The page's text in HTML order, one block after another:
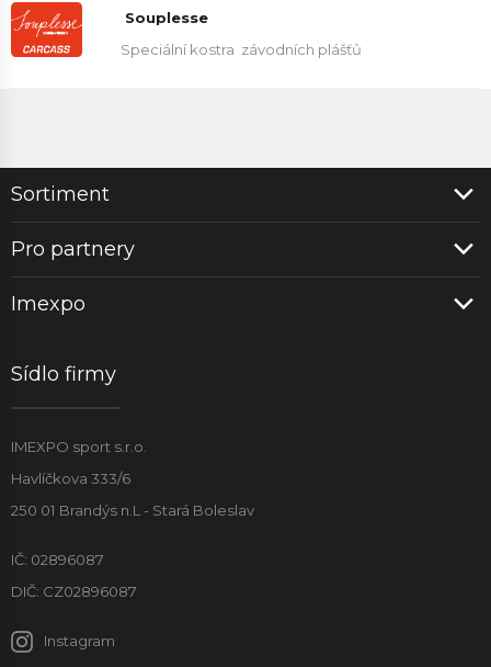
Souplesse
Speciální kostra závodních plášťů
Sortiment
Pro partnery
Imexpo
Sídlo firmy
IMEXPO sport s.r.o.
Havlíčkova 333/6
250 01 Brandýs n.L - Stará Boleslav
IČ: 02896087
DIČ: CZ02896087
Instagram